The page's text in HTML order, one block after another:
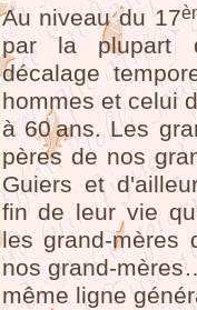
Au niveau du 17
par la plupart
décalage
hommes et celui
à 60 ans. Les
pères de nos
Guiers et
fin de leur vie
les grand-mères
nos grand-
même ligne